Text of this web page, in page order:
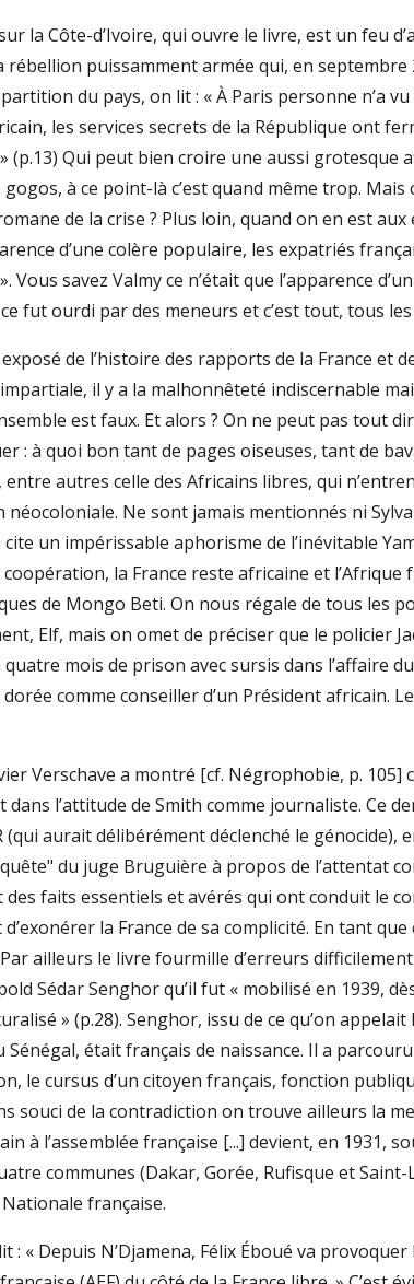
la Côte-d’Ivoire, qui ouvre le livre, est un feu
rébellion puissamment armée qui, en
du pays, on lit : « À Paris personne n’a
les services secrets de la République ont
(p.13) Qui peut bien croire une aussi grotesque
à ce point-là c’est quand même trop.
de la crise ? Plus loin, quand on en est
d’une colère populaire, les expatriés
Vous savez Valmy ce n’était que l’apparence
fut ourdi par des meneurs et c’est tout, tous
de l’histoire des rapports de la France et
il y a la malhonnêteté indiscernable
est faux. Et alors ? On ne peut pas tout
: à quoi bon tant de pages oiseuses, tant de
autres celle des Africains libres, qui
Ne sont jamais mentionnés ni
cite un impérissable aphorisme de l’inévitable
coopération, la France reste africaine et
de Mongo Beti. On nous régale de tous les
Elf, mais on omet de préciser que le policier
mois de prison avec sursis dans l’affaire
comme conseiller d’un Président africain.
Verschave a montré [cf. Négrophobie, p.
dans l’attitude de Smith comme journaliste. Ce
(qui aurait délibérément déclenché le génocide),
du juge Bruguière à propos de l’attentat
faits essentiels et avérés qui ont conduit le
la France de sa complicité. En tant
ailleurs le livre fourmille d’erreurs
Sédar Senghor qu’il fut « mobilisé en 1939,
» (p.28). Senghor, issu de ce qu’on
Sénégal, était français de naissance. Il a
le cursus d’un citoyen français, fonction
souci de la contradiction on trouve ailleurs la
à l’assemblée française [...] devient, en 1931,
communes (Dakar, Gorée, Rufisque et
Nationale française.
: « Depuis N’Djamena, Félix Éboué va